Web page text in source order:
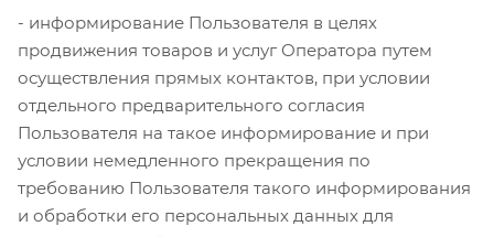
- информирование Пользователя в целях
продвижения товаров и услуг Оператора путем
осуществления прямых контактов, при условии
отдельного предварительного согласия
Пользователя на такое информирование и при
условии немедленного прекращения по
требованию Пользователя такого информирования
и обработки его персональных данных для